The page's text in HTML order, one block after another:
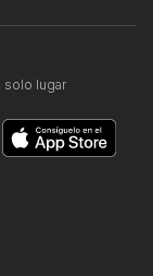
lugar